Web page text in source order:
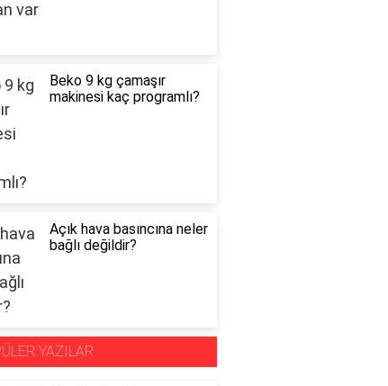
Beko 9 kg çamaşır
makinesi kaç programlı?
Açık hava basıncına neler
bağlı değildir?
YAZILAR